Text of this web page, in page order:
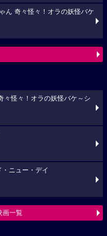
ん 奇々怪々！オラの妖怪バケ
々怪々！オラの妖怪バケ～シ
ニュー・デイ
画一覧